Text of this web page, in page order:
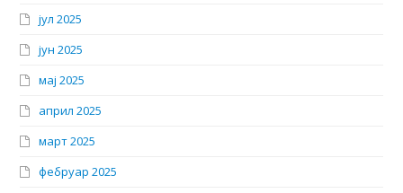
јул 2025
јун 2025
мај 2025
април 2025
март 2025
фебруар 2025